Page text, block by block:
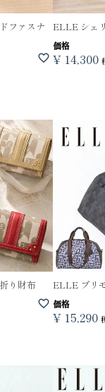
ファスナ
ELLE シェ
価格
¥ 14,300
り財布 ELLE プリ
価格
¥ 15,290